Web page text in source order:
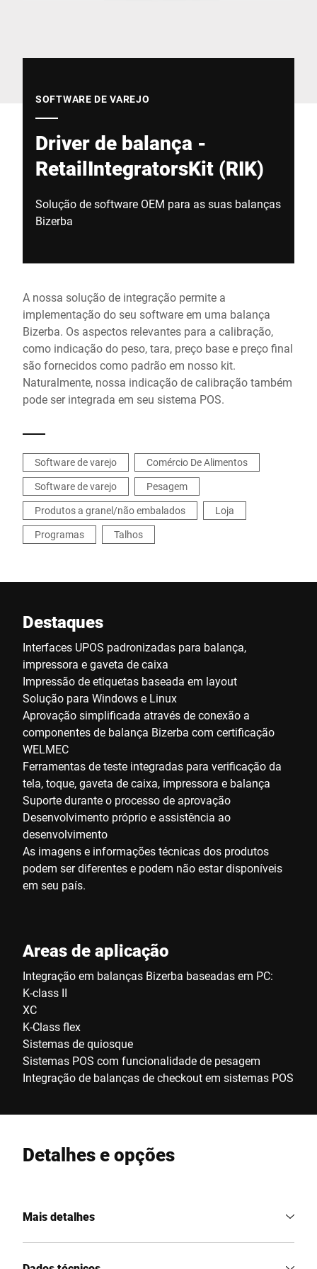
SOFTWARE DE VAREJO
Driver de balança -
RetailIntegratorsKit (RIK)
Solução de software OEM para as suas balanças
Bizerba
A nossa solução de integração permite a
implementação do seu software em uma balança
Bizerba. Os aspectos relevantes para a calibração,
como indicação do peso, tara, preço base e preço final
são fornecidos como padrão em nosso kit.
Naturalmente, nossa indicação de calibração também
pode ser integrada em seu sistema POS.
Software de varejo
Comércio De Alimentos
Software de varejo
Pesagem
Produtos a granel/não embalados
Loja
Programas
Talhos
Destaques
Interfaces UPOS padronizadas para balança,
impressora e gaveta de caixa
Impressão de etiquetas baseada em layout
Solução para Windows e Linux
Aprovação simplificada através de conexão a
componentes de balança Bizerba com certificação
WELMEC
Ferramentas de teste integradas para verificação da
tela, toque, gaveta de caixa, impressora e balança
Suporte durante o processo de aprovação
Desenvolvimento próprio e assistência ao
desenvolvimento
As imagens e informações técnicas dos produtos
podem ser diferentes e podem não estar disponíveis
em seu país.
Areas de aplicação
Integração em balanças Bizerba baseadas em PC:
K-class II
XC
K-Class flex
Sistemas de quiosque
Sistemas POS com funcionalidade de pesagem
Integração de balanças de checkout em sistemas POS
Detalhes e opções
Mais detalhes